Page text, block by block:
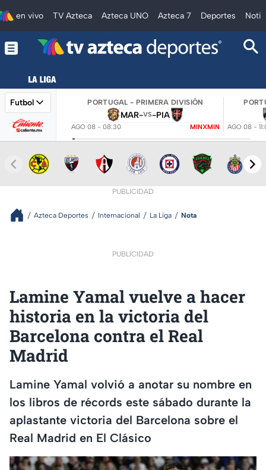
en vivo TV Azteca Azteca UNO Azteca 7 Deportes
Futbol PORTUGAL - PRIMERA DIVISIÓN
MAR-VS-PIA
AGO 08 - 08:30 MINXMIN AGO 08 -
PUBLICIDAD
Azteca Deportes Internacional La Liga Nota
PUBLICIDAD
Lamine Yamal vuelve a hacer
historia en la victoria del
Barcelona contra el Real
Madrid
Lamine Yamal volvió a anotar su nombre en
los libros de récords este sábado durante la
aplastante victoria del Barcelona sobre el
Real Madrid en El Clásico